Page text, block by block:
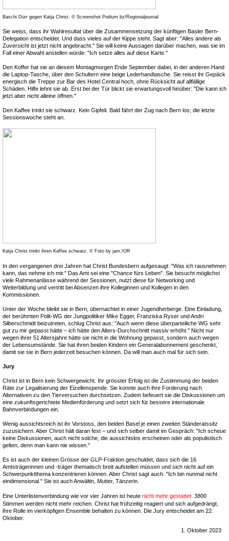
Baschi Dürr gegen Katja Christ. © Screenshot Podium bz/Regionaljournal
Sie weiss, dass ihr Wahlresultat über die Zusammensetzung der künftigen Basler Bern-
Delegation entscheidet. Und dass vieles auf der Kippe steht. Sagt aber: "Alles andere als
Zuversicht ist jetzt nicht angebracht." Sie will keine Aussagen darüber machen, was sie im
Fall einer Abwahl anstellen würde: "Ich setze alles auf diese Karte."
Den Koffer hat sie an diesem Montagmorgen Ende September dabei, in der anderen Hand
die Laptop-Tasche, über den Schultern eine beige Lederhandtasche. Sie reisst ihr Gepäck
energisch die Treppe zur Bar des Hotel Central hoch, ohne Rücksicht auf allfällige
Schäden. Hilfe lehnt sie ab. Erst bei der Tür blickt sie erwartungsvoll hinüber: "Die kann ich
jetzt aber nicht alleine öffnen."
Den Kaffee trinkt sie schwarz. Kein Gipfeli. Bald fährt der Zug nach Bern los; die letzte
Sessionswoche steht an.
Katja Christ trinkt ihren Kaffee schwarz. © Foto by jam./OR
In den vergangenen drei Jahren hat Christ Bundesbern aufgesaugt: "Was ich rausnehmen
kann, das nehme ich mir." Das Amt sei eine "Chance fürs Leben". Sie besucht möglichst
viele Rahmenanlässe während der Sessionen, nutzt diese für Networking und
Weiterbildung und vertritt bei Absenzen ihre Kolleginnen und Kollegen in den
Kommissionen.
Unter der Woche bleibt sie in Bern, übernachtet in einer Jugendherberge. Eine Einladung,
der berühmten Polit-WG der Jungpolitiker Mike Egger, Franziska Ryser und Andri
Silberschmidt beizutreten, schlug Christ aus: "Auch wenn diese überparteiliche WG sehr
gut zu mir gepasst hätte – ich hätte den Alters-Durchschnitt massiv erhöht." Nicht nur
wegen ihrer 51 Altersjahre hätte sie nicht in die Wohnung gepasst, sondern auch wegen
der Lebensumstände. Sie hat ihren beiden Kindern ein Generalabonnement geschenkt,
damit sie sie in Bern jederzeit besuchen können. Da will man auch mal für sich sein.
Jury
Christ ist in Bern kein Schwergewicht. Ihr grösster Erfolg ist die Zustimmung der beiden
Räte zur Legalisierung der Eizellenspende. Sie konnte auch ihre Forderung nach
Alternativen zu den Tierversuchen durchsetzen. Zudem befeuert sie die Diskussionen um
eine zukunftsgerichtete Medienförderung und setzt sich für bessere internationale
Bahnverbindungen ein.
Wenig aussichtsreich ist ihr Vorstoss, den beiden Basel je einen zweiten Ständeratssitz
zuzusichern. Aber Christ hält daran fest – und sich selber damit im Gespräch: "Ich scheue
keine Diskussionen, auch nicht solche, die aussichtslos erscheinen oder als populistisch
gelten, denn man kann nie wissen."
Es ist auch der kleinen Grösse der GLP-Fraktion geschuldet, dass sich die 16
Amtsträgerinnen und -träger thematisch breit aufstellen müssen und sich nicht auf ein
Schwerpunktthema konzentrieren können. Aber Christ sagt auch: "Ich bin nunmal nicht
eindimensional." Sie ist auch Anwältin, Mutter, Tänzerin.
Eine Unterlistenverbindung wie vor vier Jahren ist heute nicht mehr gestattet. 3800
Stimmen werden nicht mehr reichen. Christ hat frühzeitig reagiert und sich aufgedrängt,
ihre Rolle im vierköpfigen Ensemble behalten zu können. Die Jury entscheidet am 22.
Oktober.
1. Oktober 2023